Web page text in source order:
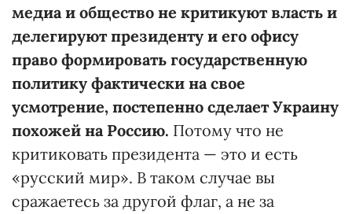
медиа и общество не критикуют власть и
делегируют президенту и его офису
право формировать государственную
политику фактически на свое
усмотрение, постепенно сделает Украину
похожей на Россию. Потому что не
критиковать президента — это и есть
«русский мир». В таком случае вы
сражаетесь за другой флаг, а не за